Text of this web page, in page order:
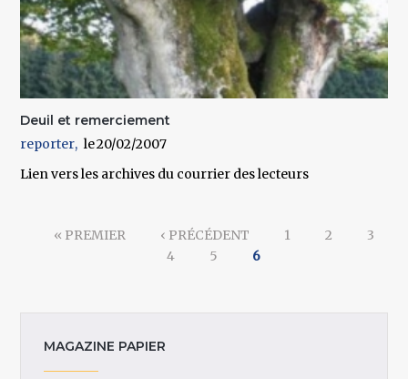
Deuil et remerciement
reporter
20/02/2007
Lien vers les archives du courrier des lecteurs
« PREMIER ‹ PRÉCÉDENT 1 2
3
4
5 6
MAGAZINE PAPIER